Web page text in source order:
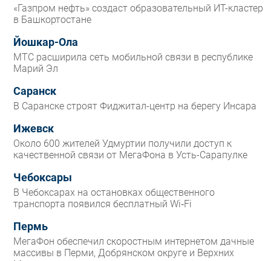
«Газпром нефть» создаст образовательный ИТ-кластер
в Башкортостане
Йошкар-Ола
МТС расширила сеть мобильной связи в республике
Марий Эл
Саранск
В Саранске строят Фиджитал-центр на берегу Инсара
Ижевск
Около 600 жителей Удмуртии получили доступ к
качественной связи от МегаФона в Усть-Сарапулке
Чебоксары
В Чебоксарах на остановках общественного
транспорта появился бесплатный Wi‑Fi
Пермь
МегаФон обеспечил скоростным интернетом дачные
массивы в Перми, Добрянском округе и Верхних